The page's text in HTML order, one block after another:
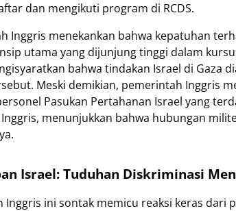
dan mengikuti program di RCDS.
Inggris menekankan bahwa kepatuhan
utama yang dijunjung tinggi dalam
bahwa tindakan Israel di Gaza
Meski demikian, pemerintah Inggris
Pasukan Pertahanan Israel yang
menunjukkan bahwa hubungan
Israel: Tuduhan Diskriminasi
Inggris ini sontak memicu reaksi keras dari